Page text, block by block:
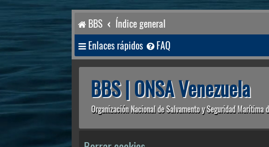
BBS Índice general
Enlaces rápidos FAQ
BBS | ONSA Venezuela
Organización Nacional de Salvamento y Seguridad Marítima